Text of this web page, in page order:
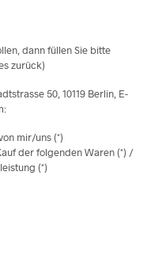
dann füllen Sie bitte
zurück)
50, 10119 Berlin, E-
mir/uns (*)
der folgenden Waren (*) /
(*)